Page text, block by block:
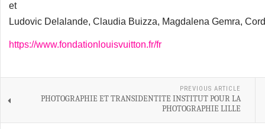
et
Ludovic Delalande, Claudia Buizza, Magdalena Gemra,
https://www.fondationlouisvuitton.fr/fr
PREVIOUS ARTICLE
PHOTOGRAPHIE ET TRANSIDENTITE INSTITUT POUR LA
PHOTOGRAPHIE LILLE